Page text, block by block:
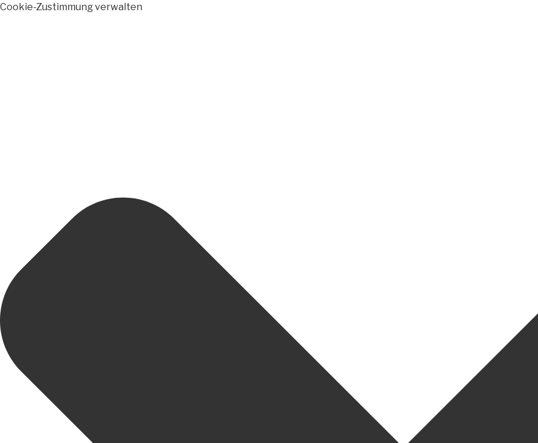
Cookie-Zustimmung verwalten